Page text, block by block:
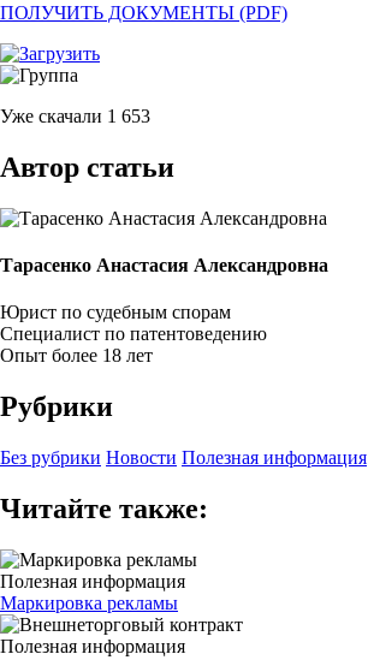
ПОЛУЧИТЬ ДОКУМЕНТЫ (PDF)
Уже скачали 1 653
Автор статьи
Тарасенко Анастасия Александровна
Юрист по судебным спорам
Специалист по патентоведению
Опыт более 18 лет
Рубрики
Без рубрики Новости Полезная информация
Читайте также:
Полезная информация
Маркировка рекламы
Полезная информация